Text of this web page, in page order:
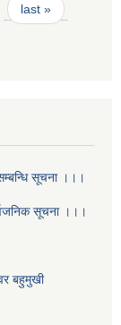
last »
सूचना ।।।
सूचना ।।।
बहुमुखी